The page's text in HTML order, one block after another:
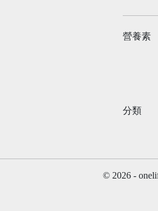
營養素
分類
© 2026 -